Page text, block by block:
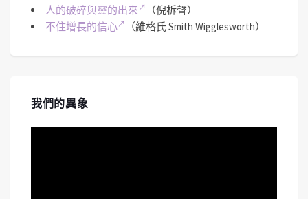
人的破碎與靈的出來
（倪柝聲）
不住增長的信心
（維格氏 Smith Wigglesworth）
我們的異象